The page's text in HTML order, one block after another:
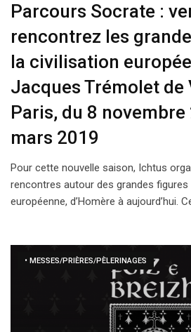
Parcours Socrate :
rencontrez les
la civilisation
Jacques Trémolet de
Paris, du 8 novembre
mars 2019
Pour cette nouvelle saison, Ichtus
rencontres autour des grandes figures
européenne, d’Homère à aujourd’hui.
• MESSES/PRIÈRES/PÈLERINAGES